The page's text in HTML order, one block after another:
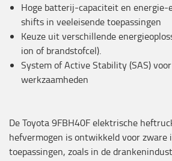
Hoge batterij-capaciteit en
shifts in veeleisende toepassingen
Keuze uit verschillende
ion of brandstofcel).
System of Active Stability (SAS)
werkzaamheden
De Toyota 9FBH40F elektrische
hefvermogen is ontwikkeld voor zware
toepassingen, zoals in de